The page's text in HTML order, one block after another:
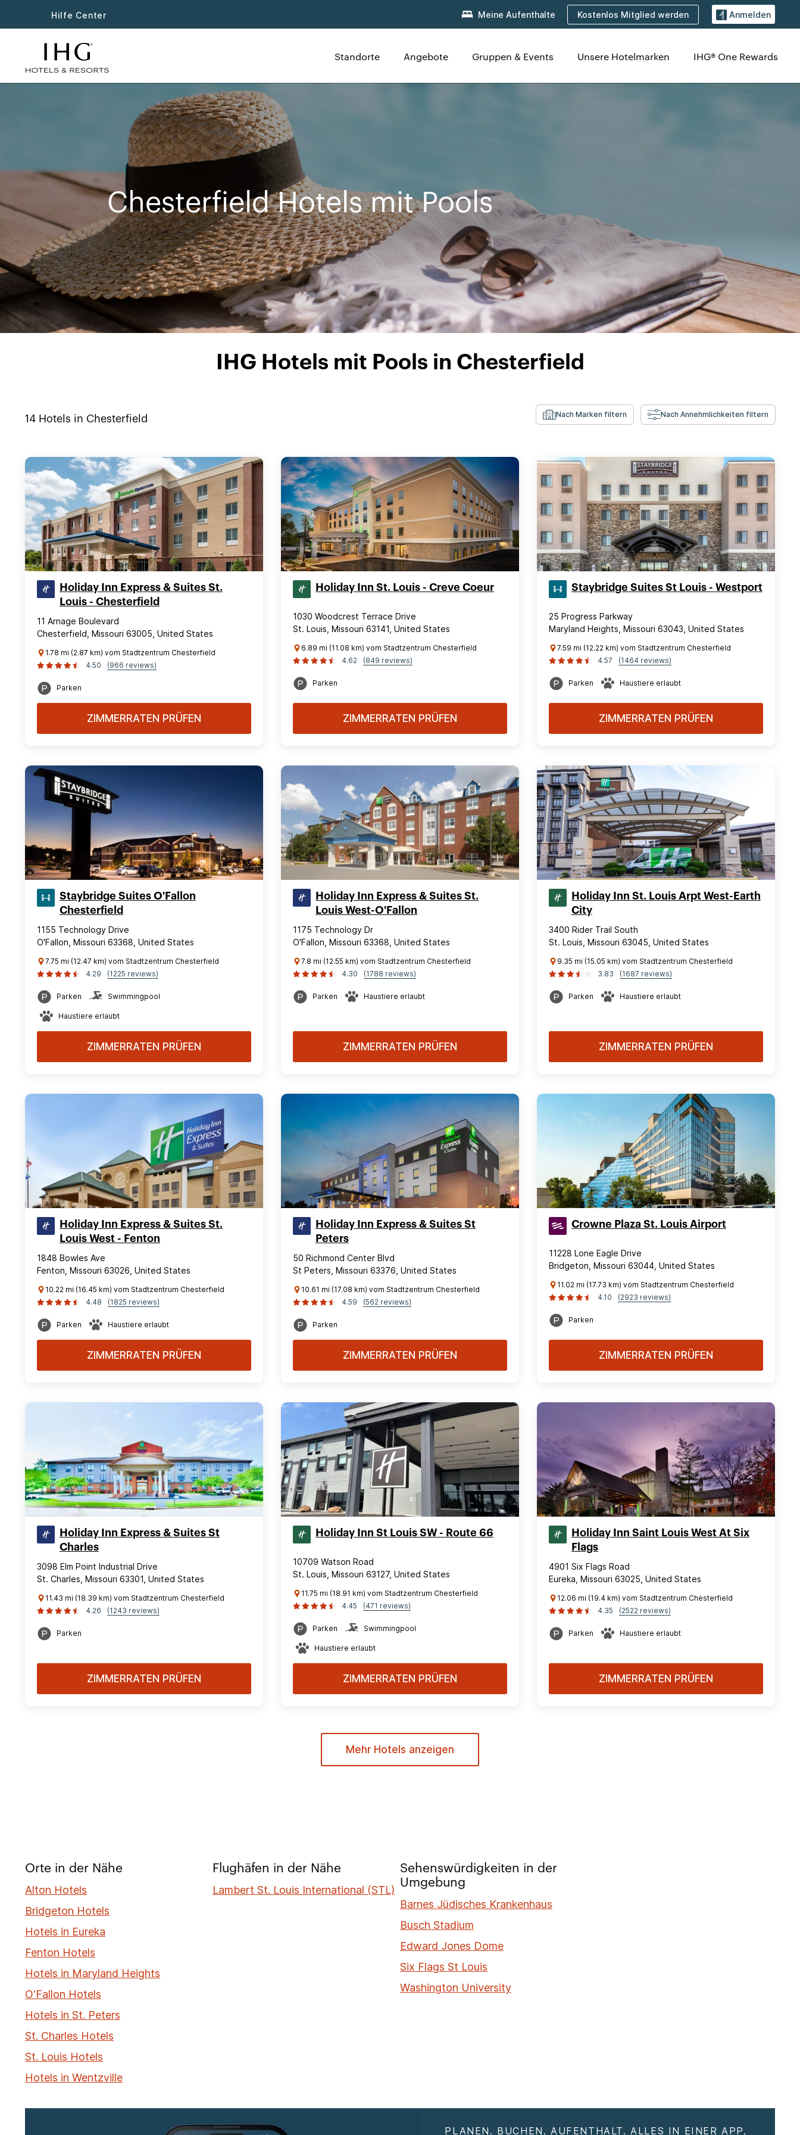
Hilfe Center Meine Aufenthalte Kostenlos Mitglied werden Anmelden
Standorte Angebote Gruppen & Events Unsere Hotelmarken IHG® One Rewards
Chesterfield Hotels mit Pools
IHG Hotels mit Pools in Chesterfield
14 Hotels in Chesterfield Nach Marken filtern Nach Annehmlichkeiten filtern
Holiday Inn Express & Suites St.
Louis - Chesterfield
11 Arnage Boulevard
Chesterfield, Missouri 63005, United States
1.78 mi (2.87 km) vom Stadtzentrum Chesterfield
4.50
(966 reviews)
Parken
ZIMMERRATEN PRÜFEN
Holiday Inn St. Louis - Creve Coeur
1030 Woodcrest Terrace Drive
St. Louis, Missouri 63141, United States
6.89 mi (11.08 km) vom Stadtzentrum Chesterfield
4.62
(849 reviews)
Parken
ZIMMERRATEN PRÜFEN
Staybridge Suites St Louis - Westport
25 Progress Parkway
Maryland Heights, Missouri 63043, United States
7.59 mi (12.22 km) vom Stadtzentrum Chesterfield
4.57
(1464 reviews)
Parken Haustiere erlaubt
ZIMMERRATEN PRÜFEN
Staybridge Suites O'Fallon
Chesterfield
1155 Technology Drive
O'Fallon, Missouri 63368, United States
7.75 mi (12.47 km) vom Stadtzentrum Chesterfield
4.29
(1225 reviews)
Parken Swimmingpool
Haustiere erlaubt
ZIMMERRATEN PRÜFEN
Holiday Inn Express & Suites St.
Louis West-O'Fallon
1175 Technology Dr
O'Fallon, Missouri 63368, United States
7.8 mi (12.55 km) vom Stadtzentrum Chesterfield
4.30
(1788 reviews)
Parken Haustiere erlaubt
ZIMMERRATEN PRÜFEN
Holiday Inn St. Louis Arpt West-Earth
City
3400 Rider Trail South
St. Louis, Missouri 63045, United States
9.35 mi (15.05 km) vom Stadtzentrum Chesterfield
3.83
(1687 reviews)
Parken Haustiere erlaubt
ZIMMERRATEN PRÜFEN
Holiday Inn Express & Suites St.
Louis West - Fenton
1848 Bowles Ave
Fenton, Missouri 63026, United States
10.22 mi (16.45 km) vom Stadtzentrum Chesterfield
4.48
(1825 reviews)
Parken Haustiere erlaubt
ZIMMERRATEN PRÜFEN
Holiday Inn Express & Suites St
Peters
50 Richmond Center Blvd
St Peters, Missouri 63376, United States
10.61 mi (17.08 km) vom Stadtzentrum Chesterfield
4.59
(562 reviews)
Parken
ZIMMERRATEN PRÜFEN
Crowne Plaza St. Louis Airport
11228 Lone Eagle Drive
Bridgeton, Missouri 63044, United States
11.02 mi (17.73 km) vom Stadtzentrum Chesterfield
4.10
(2923 reviews)
Parken
ZIMMERRATEN PRÜFEN
Holiday Inn Express & Suites St
Charles
3098 Elm Point Industrial Drive
St. Charles, Missouri 63301, United States
11.43 mi (18.39 km) vom Stadtzentrum Chesterfield
4.26
(1243 reviews)
Parken
ZIMMERRATEN PRÜFEN
Holiday Inn St Louis SW - Route 66
10709 Watson Road
St. Louis, Missouri 63127, United States
11.75 mi (18.91 km) vom Stadtzentrum Chesterfield
4.45
(471 reviews)
Parken Swimmingpool
Haustiere erlaubt
ZIMMERRATEN PRÜFEN
Holiday Inn Saint Louis West At Six
Flags
4901 Six Flags Road
Eureka, Missouri 63025, United States
12.06 mi (19.4 km) vom Stadtzentrum Chesterfield
4.35
(2522 reviews)
Parken Haustiere erlaubt
ZIMMERRATEN PRÜFEN
Mehr Hotels anzeigen
Orte in der Nähe
Alton Hotels
Bridgeton Hotels
Hotels in Eureka
Fenton Hotels
Hotels in Maryland Heights
O'Fallon Hotels
Hotels in St. Peters
St. Charles Hotels
St. Louis Hotels
Hotels in Wentzville
Flughäfen in der Nähe
Lambert St. Louis International (STL)
Sehenswürdigkeiten in der
Umgebung
Barnes Jüdisches Krankenhaus
Busch Stadium
Edward Jones Dome
Six Flags St Louis
Washington University
PLANEN. BUCHEN. AUFENTHALT. ALLES IN EINER APP.